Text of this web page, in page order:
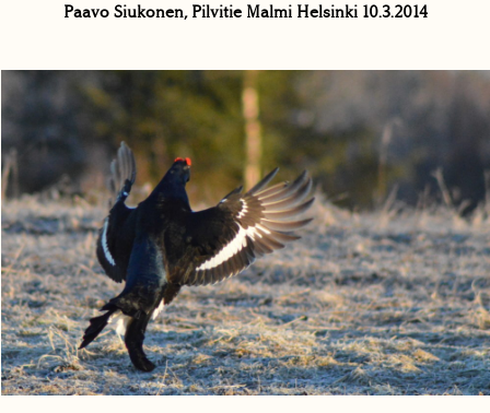
Paavo Siukonen, Pilvitie Malmi Helsinki 10.3.2014